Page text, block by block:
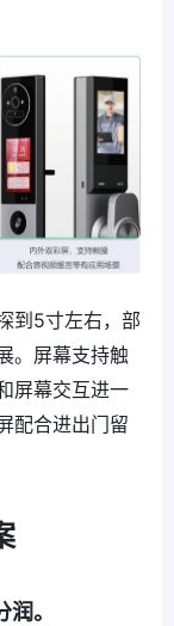
到5寸左右，部
。屏幕支持触
屏幕交互进一
配合进出门留
。